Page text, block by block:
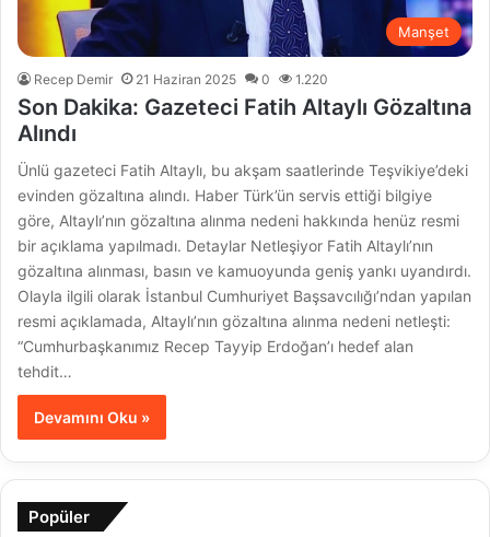
Manşet
Recep Demir 21 Haziran 2025 0 1.220
Son Dakika: Gazeteci Fatih Altaylı Gözaltına
Alındı
Ünlü gazeteci Fatih Altaylı, bu akşam saatlerinde Teşvikiye’deki
evinden gözaltına alındı. Haber Türk’ün servis ettiği bilgiye
göre, Altaylı’nın gözaltına alınma nedeni hakkında henüz resmi
bir açıklama yapılmadı. Detaylar Netleşiyor Fatih Altaylı’nın
gözaltına alınması, basın ve kamuoyunda geniş yankı uyandırdı.
Olayla ilgili olarak İstanbul Cumhuriyet Başsavcılığı’ndan yapılan
resmi açıklamada, Altaylı’nın gözaltına alınma nedeni netleşti:
“Cumhurbaşkanımız Recep Tayyip Erdoğan’ı hedef alan
tehdit…
Devamını Oku »
Popüler